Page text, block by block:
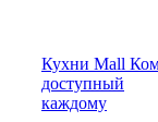
Кухни Mall
доступный
каждому